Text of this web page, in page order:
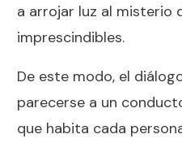
a arrojar luz al misterio
imprescindibles.
De este modo, el
parecerse a un
que habita cada